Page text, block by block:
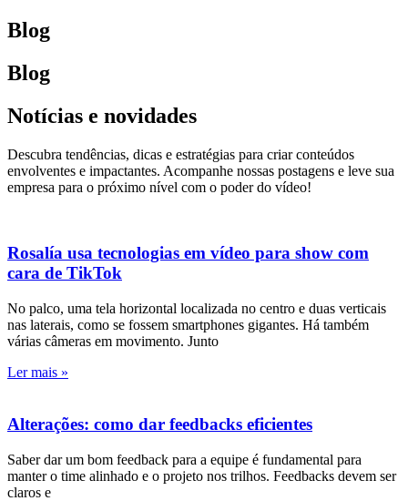
Blog
Blog
Notícias e novidades
Descubra tendências, dicas e estratégias para criar conteúdos
envolventes e impactantes. Acompanhe nossas postagens e leve sua
empresa para o próximo nível com o poder do vídeo!
Rosalía usa tecnologias em vídeo para show com
cara de TikTok
No palco, uma tela horizontal localizada no centro e duas verticais
nas laterais, como se fossem smartphones gigantes. Há também
várias câmeras em movimento. Junto
Ler mais »
Alterações: como dar feedbacks eficientes
Saber dar um bom feedback para a equipe é fundamental para
manter o time alinhado e o projeto nos trilhos. Feedbacks devem ser
claros e